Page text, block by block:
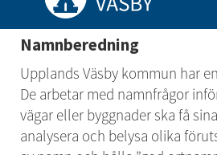
Namnberedning
Upplands Väsby kommun har
De arbetar med namnfrågor
vägar eller byggnader ska få
analysera och belysa olika